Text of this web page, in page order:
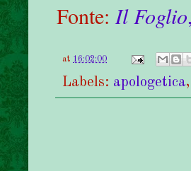
Fonte: Il Foglio
at 16:02:00
Labels: apologetica,